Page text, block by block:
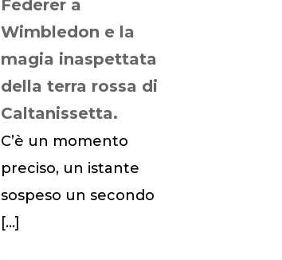
Federer a
Wimbledon e la
magia inaspettata
della terra rossa di
Caltanissetta.
C’è un momento
preciso, un istante
sospeso un secondo
[…]